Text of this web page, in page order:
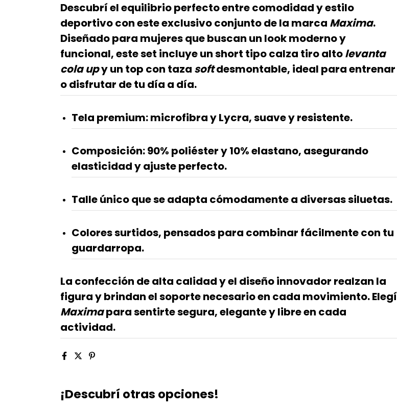
Descubrí el equilibrio perfecto entrecomodidad y estilo
deportivocon este exclusivo conjunto de la marca Maxima.
Diseñado para mujeres que buscan un look moderno y
funcional, este set incluye un short tipo calza tiro altolevanta
cola upy un top con taza softdesmontable, ideal para entrenar
o disfrutar de tu día a día.
Tela premium:microfibra y Lycra, suave y resistente.
Composición:90% poliéster y 10% elastano, asegurando
elasticidad y ajuste perfecto.
Talle únicoque se adapta cómodamente a diversas siluetas.
Colores surtidos, pensados para combinar fácilmente con tu
guardarropa.
La confección de alta calidad y el diseño innovador realzan la
figura y brindan el soporte necesario en cada movimiento. Elegí
Maximapara sentirte segura, elegante y libre en cada
actividad.
¡Descubrí otras opciones!